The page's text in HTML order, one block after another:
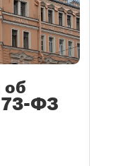
73-ФЗ